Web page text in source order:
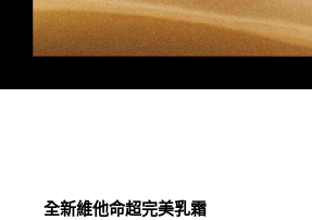
全新維他命超完美乳霜